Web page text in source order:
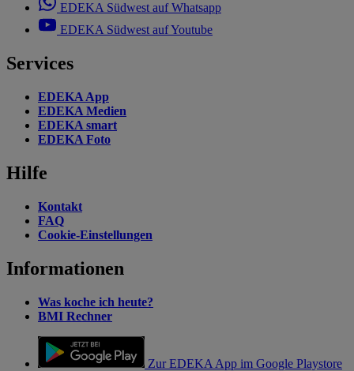
EDEKA Südwest auf Whatsapp
EDEKA Südwest auf Youtube
Services
EDEKA App
EDEKA Medien
EDEKA smart
EDEKA Foto
Hilfe
Kontakt
FAQ
Cookie-Einstellungen
Informationen
Was koche ich heute?
BMI Rechner
Zur EDEKA App im Google Playstore